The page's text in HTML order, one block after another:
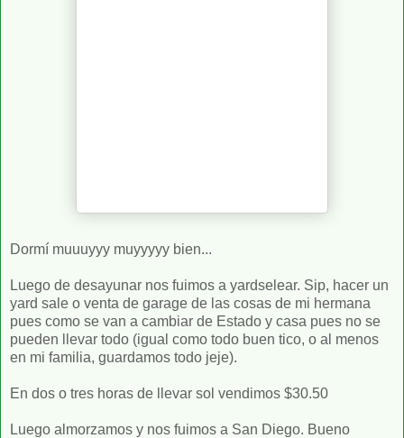
Dormí muuuyyy muyyyyy bien...
Luego de desayunar nos fuimos a yardselear. Sip, hacer un
yard sale o venta de garage de las cosas de mi hermana
pues como se van a cambiar de Estado y casa pues no se
pueden llevar todo (igual como todo buen tico, o al menos
en mi familia, guardamos todo jeje).
En dos o tres horas de llevar sol vendimos $30.50
Luego almorzamos y nos fuimos a San Diego. Bueno